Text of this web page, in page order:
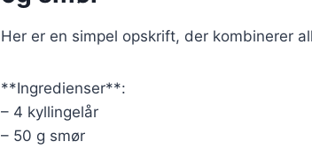
Her er en simpel opskrift, der kombinerer
**Ingredienser**:
– 4 kyllingelår
– 50 g smør